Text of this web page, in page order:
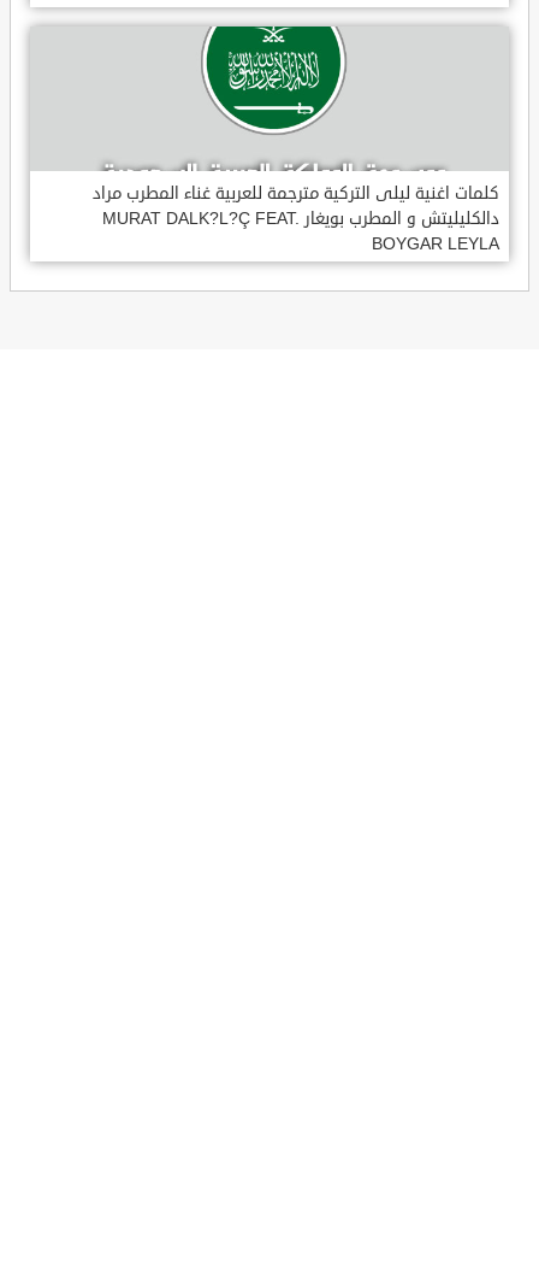
كلمات اغنية ليلى التركية مترجمة للعربية غناء المطرب مراد
دالكليليتش و المطرب بويغار MURAT DALK?L?Ç FEAT.
BOYGAR LEYLA